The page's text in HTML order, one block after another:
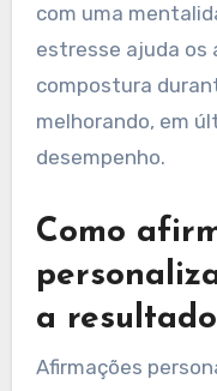
com uma
estresse ajuda
compostura
melhorando, em
desempenho.
Como
a
Afirmações